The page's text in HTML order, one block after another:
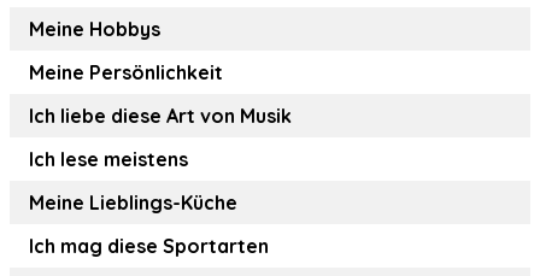
Meine Hobbys
Meine Persönlichkeit
Ich liebe diese Art von Musik
Ich lese meistens
Meine Lieblings-Küche
Ich mag diese Sportarten